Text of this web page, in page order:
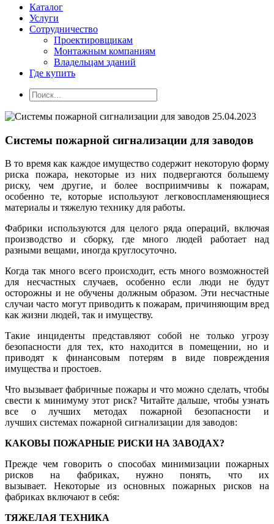
Каталог
Услуги
Сотрудничество
Проектировщикам
Монтажным компаниям
Владельцам зданий
Где купить
25.04.2023
Системы пожарной сигнализации для заводов
В то время как каждое имущество содержит некоторую форму
риска пожара, некоторые из них подвергаются большему
риску, чем другие, и более восприимчивы к пожарам,
особенно те, которые используют легковоспламеняющиеся
материалы и тяжелую технику для работы.
Фабрики используются для целого ряда операций, включая
производство и сборку, где много людей работает над
разными вещами, иногда круглосуточно.
Когда так много всего происходит, есть много возможностей
для несчастных случаев, особенно если люди не будут
осторожны и не обучены должным образом. Эти несчастные
случаи часто могут приводить к пожарам, причиняющим вред
как жизни людей, так и имуществу.
Такие инциденты представляют собой не только угрозу
безопасности для тех, кто находится в помещении, но и
приводят к финансовым потерям в виде повреждения
имущества и простоев.
Что вызывает фабричные пожары и что можно сделать, чтобы
свести к минимуму этот риск? Читайте дальше, чтобы узнать
все о лучших методах пожарной безопасности и
лучших системах пожарной сигнализации для заводов:
КАКОВЫ ПОЖАРНЫЕ РИСКИ НА ЗАВОДАХ?
Прежде чем говорить о способах минимизации пожарных
рисков на фабриках, нужно понять, что их
вызывает. Некоторые из основных пожарных рисков на
фабриках включают в себя:
ТЯЖЕЛАЯ ТЕХНИКА